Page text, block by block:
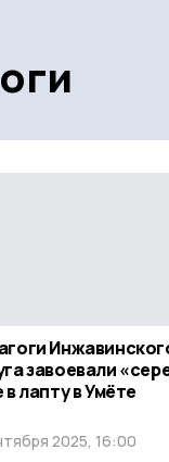
завоевали
в лапту в Умёте
2025, 16:00